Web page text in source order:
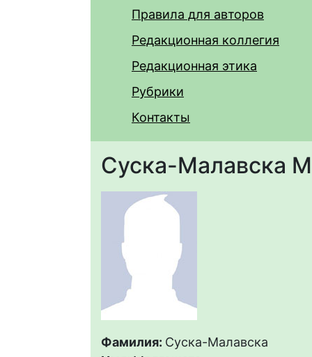
Правила для авторов
Редакционная коллегия
Редакционная этика
Рубрики
Контакты
Суска-Малавска
Фамилия: Суска-Малавска